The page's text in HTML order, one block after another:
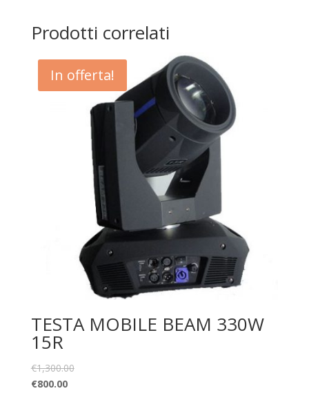
Prodotti correlati
In offerta!
TESTA MOBILE BEAM 330W
15R
€1,300.00
€800.00